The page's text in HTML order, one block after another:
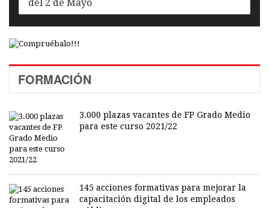
del 2 de Mayo
FORMACIÓN
3.000 plazas vacantes de FP Grado Medio
para este curso 2021/22
145 acciones formativas para mejorar la
capacitación digital de los empleados